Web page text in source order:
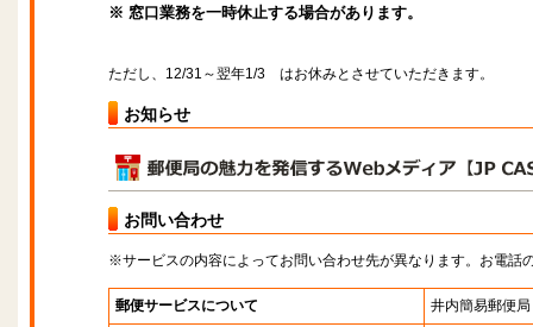
※ 窓口業務を一時休止する場合があります。
ただし、12/31～翌年1/3 はお休みとさせていただきます。
お知らせ
お問い合わせ
※サービスの内容によってお問い合わせ先が異なります。お電話
郵便サービスについて 井内簡易郵便局